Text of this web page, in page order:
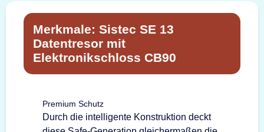
Merkmale: Sistec SE 13
Datentresor mit
Elektronikschloss CB90
Premium Schutz
Durch die intelligente Konstruktion deckt